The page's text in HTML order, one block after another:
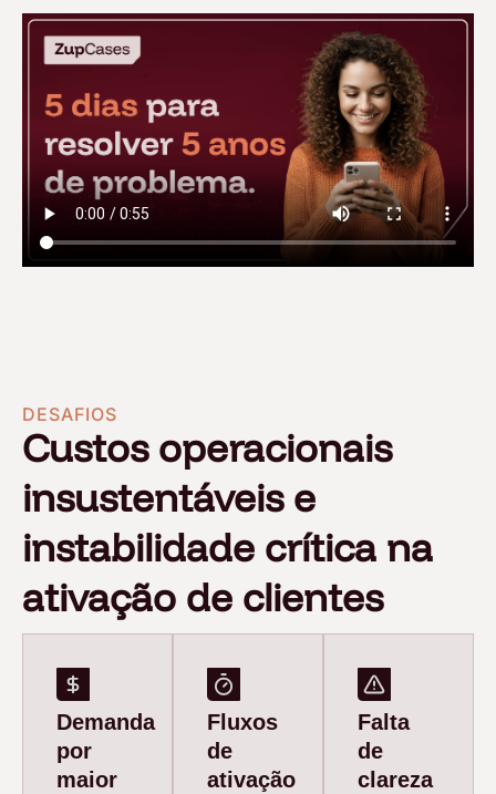
DESAFIOS
Custos operacionais
insustentáveis e
instabilidade crítica na
ativação de clientes
Demanda
por
maior
Fluxos
de
ativação
Falta
de
clareza